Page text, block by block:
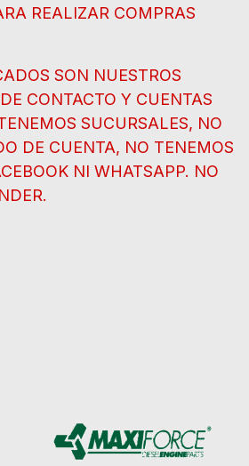
REALIZAR COMPRAS
SON NUESTROS
CONTACTO Y CUENTAS
SUCURSALES, NO
DE CUENTA, NO TENEMOS
NI WHATSAPP. NO